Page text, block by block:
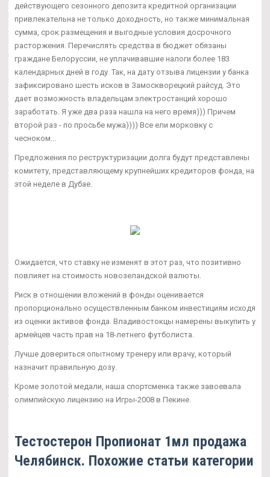
действующего сезонного депозита кредитной организации
привлекательна не только доходность, но также минимальная
сумма, срок размещения и выгодные условия досрочного
расторжения. Перечислять средства в бюджет обязаны
граждане Белоруссии, не уплачивавшие налоги более 183
календарных дней в году. Так, на дату отзыва лицензии у банка
зафиксировано шесть исков в Замоскворецкий райсуд. Это
дает возможность владельцам электростанций хорошо
заработать. Я уже два раза нашла на него время))) Причем
второй раз - по просьбе мужа)))) Все ели морковку с
чесноком...
Предложения по реструктуризации долга будут представлены
комитету, представляющему крупнейших кредиторов фонда, на
этой неделе в Дубае.
Ожидается, что ставку не изменят в этот раз, что позитивно
повлияет на стоимость новозеландской валюты.
Риск в отношении вложений в фонды оценивается
пропорционально осуществленным банком инвестициям исходя
из оценки активов фонда. Владивостокцы намерены выкупить у
армейцев часть прав на 18-летнего футболиста.
Лучше довериться опытному тренеру или врачу, который
назначит правильную дозу.
Кроме золотой медали, наша спортсменка также завоевала
олимпийскую лицензию на Игры-2008 в Пекине.
Тестостерон Пропионат 1мл продажа
Челябинск. Похожие статьи категории